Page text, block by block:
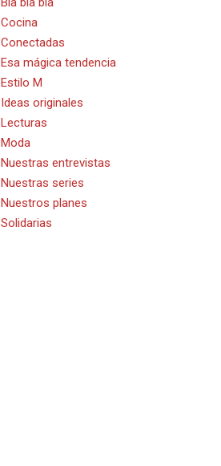
Cocina
Conectadas
Esa mágica tendencia
Estilo M
Ideas originales
Lecturas
Moda
Nuestras entrevistas
Nuestras series
Nuestros planes
Solidarias